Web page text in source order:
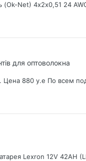
Net) 4х2х0,51 24
для оптоволокна
Цена 880 у.е По всем
Lexron 12V 42AH